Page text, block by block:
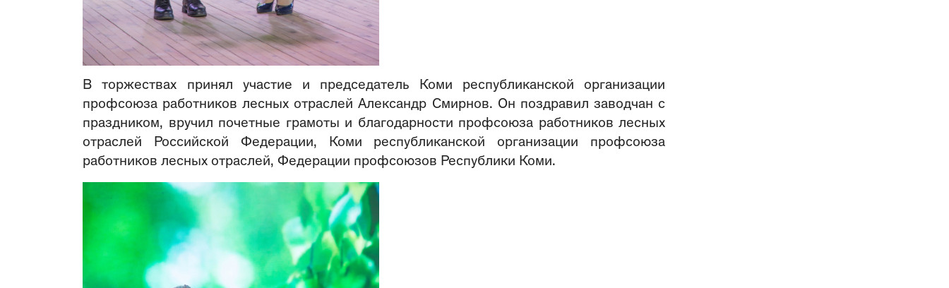
В торжествах принял участие и председатель Коми республиканской организации
профсоюза работников лесных отраслей Александр Смирнов. Он поздравил заводчан с
праздником, вручил почетные грамоты и благодарности профсоюза работников лесных
отраслей Российской Федерации, Коми республиканской организации профсоюза
работников лесных отраслей, Федерации профсоюзов Республики Коми.